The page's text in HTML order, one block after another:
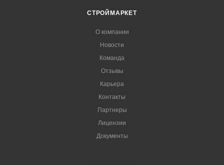
СТРОЙМАРКЕТ
О компании
Новости
Команда
Отзывы
Карьера
Контакты
Партнеры
Лицензии
Документы